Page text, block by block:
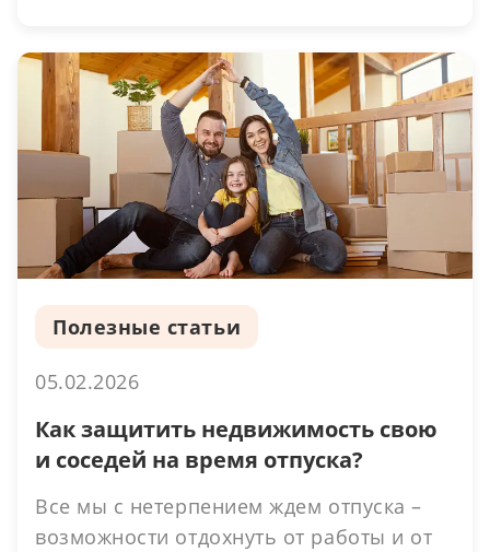
Полезные статьи
05.02.2026
Как защитить недвижимость свою
и соседей на время отпуска?
Все мы с нетерпением ждем отпуска –
возможности отдохнуть от работы и от